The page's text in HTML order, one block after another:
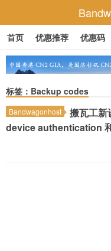
首页 优惠推荐 优惠码
标签：Backup codes
Bandwagonhost
搬瓦工新
device authentication